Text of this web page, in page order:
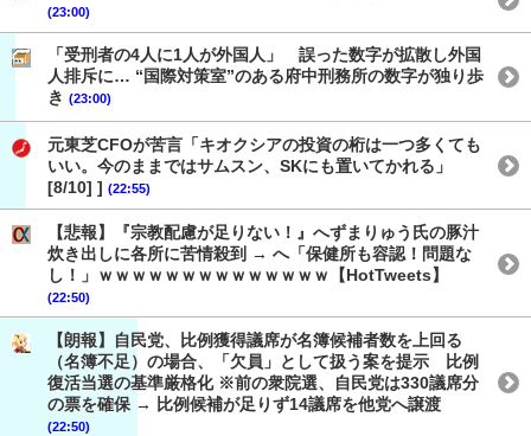
(23:00)
「受刑者の4人に1人が外国人」 誤った数字が拡散し外国
人排斥に… “国際対策室”のある府中刑務所の数字が独り歩
き (23:00)
元東芝CFOが苦言「キオクシアの投資の桁は一つ多くても
いい。今のままではサムスン、SKにも置いてかれる」
[8/10] ] (22:55)
【悲報】『宗教配慮が足りない！』へずまりゅう氏の豚汁
炊き出しに各所に苦情殺到 → へ「保健所も容認！問題な
し！」ｗｗｗｗｗｗｗｗｗｗｗｗｗｗ【HotTweets】
(22:50)
【朗報】自民党、比例獲得議席が名簿候補者数を上回る
（名簿不足）の場合、「欠員」として扱う案を提示 比例
復活当選の基準厳格化 ※前の衆院選、自民党は330議席分
の票を確保 → 比例候補が足りず14議席を他党へ譲渡
(22:50)